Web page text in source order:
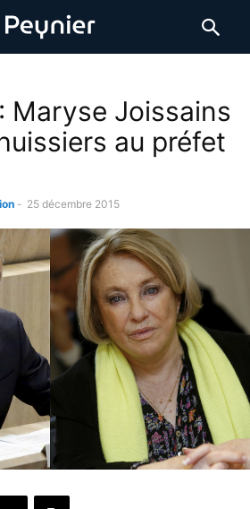
Maryse Joissains
au préfet
- 25 décembre 2015